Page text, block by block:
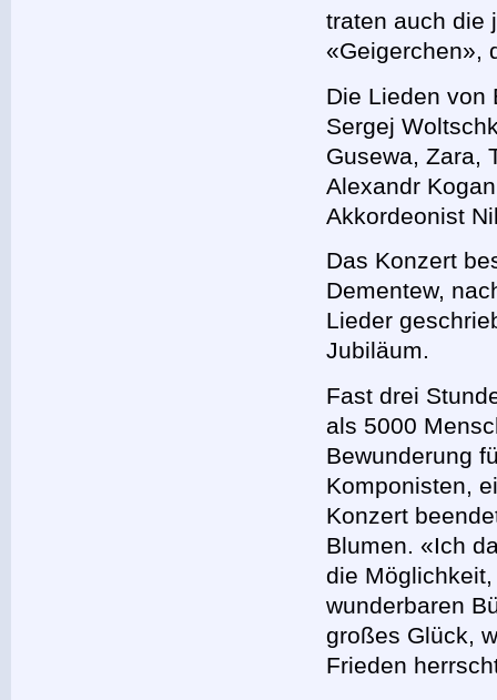
traten auch die
«Geigerchen»,
Die Lieden von
Sergej
Gusewa, Zara,
Alexandr
Akkordeonist
Das Konzert
Dementew,
Lieder
Jubiläum.
Fast drei
als 5000
Bewunderung
Komponisten,
Konzert
Blumen. «Ich
die
wunderbaren
großes Glück,
Frieden